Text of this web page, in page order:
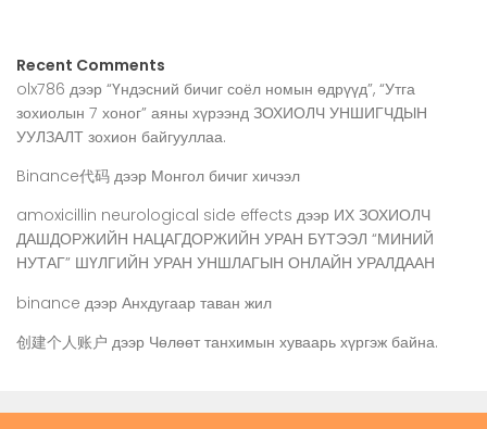
Recent Comments
olx786 дээр “Үндэсний бичиг соёл номын өдрүүд”, “Утга
зохиолын 7 хоног” аяны хүрээнд ЗОХИОЛЧ УНШИГЧДЫН
УУЛЗАЛТ зохион байгууллаа.
Binance代码 дээр Монгол бичиг хичээл
amoxicillin neurological side effects дээр ИХ ЗОХИОЛЧ
ДАШДОРЖИЙН НАЦАГДОРЖИЙН УРАН БҮТЭЭЛ “МИНИЙ
НУТАГ” ШҮЛГИЙН УРАН УНШЛАГЫН ОНЛАЙН УРАЛДААН
binance дээр Анхдугаар таван жил
创建个人账户 дээр Чөлөөт танхимын хуваарь хүргэж байна.